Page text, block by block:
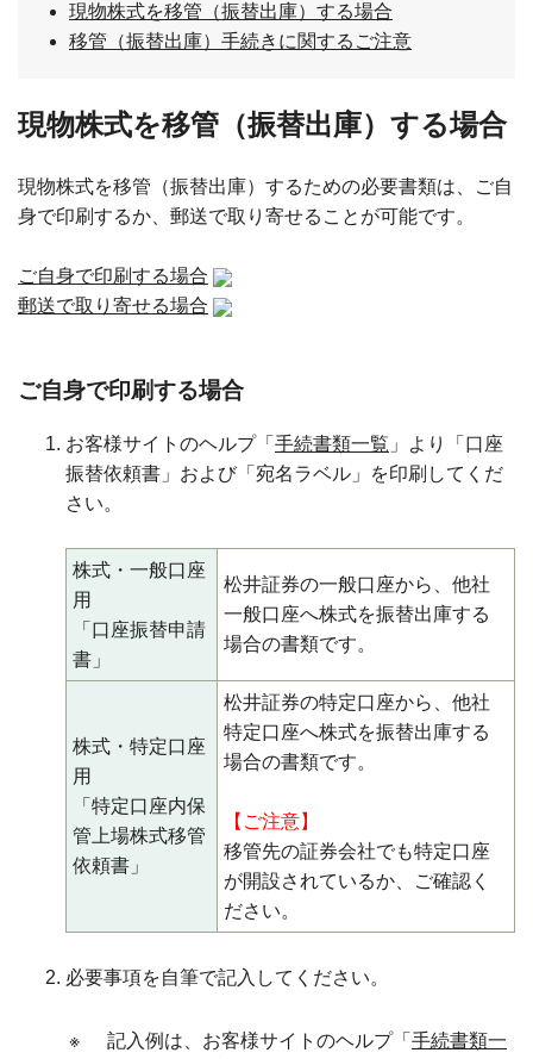
現物株式を移管（振替出庫）する場合
移管（振替出庫）手続きに関するご注意
現物株式を移管（振替出庫）する場合
現物株式を移管（振替出庫）するための必要書類は、ご自
身で印刷するか、郵送で取り寄せることが可能です。
ご自身で印刷する場合
郵送で取り寄せる場合
ご自身で印刷する場合
お客様サイトのヘルプ「 手続書類一覧 」より「口座
振替依頼書」および「宛名ラベル」を印刷してくだ
さい。
株式・一般口座
用
「口座振替申請
書」
松井証券の一般口座から、他社
一般口座へ株式を振替出庫する
場合の書類です。
株式・特定口座
用
「特定口座内保
管上場株式移管
依頼書」
松井証券の特定口座から、他社
特定口座へ株式を振替出庫する
場合の書類です。
【ご注意】
移管先の証券会社でも特定口座
が開設されているか、ご確認く
ださい。
必要事項を自筆で記入してください。
※ 記入例は、お客様サイトのヘルプ「 手続書類一